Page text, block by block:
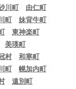
川町
由仁町
町
妹背牛町
東神楽町
美瑛町
村
和寒町
町
幌加内町
遠別町